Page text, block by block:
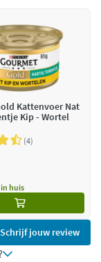
Nat
Kip - Wortel
4
huis
Schrijf jouw review